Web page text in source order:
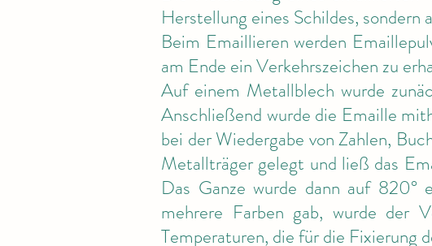
Herstellung eines Schildes,
Beim Emaillieren werden
am Ende ein Verkehrszeichen zu
Auf einem Metallblech wurde
Anschließend wurde die Emaille
bei der Wiedergabe von Zahlen,
Metallträger gelegt und ließ das
Das Ganze wurde dann auf
mehrere Farben gab, wurde der
Temperaturen, die für die Fixierung